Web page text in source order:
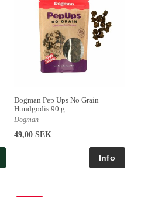
Dogman Pep Ups No Grain
Hundgodis 90 g
Dogman
49,00 SEK